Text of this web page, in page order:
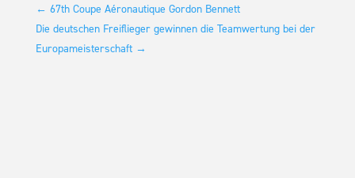
← 67th Coupe Aéronautique Gordon Bennett
Die deutschen Freiflieger gewinnen die Teamwertung bei der
Europameisterschaft→